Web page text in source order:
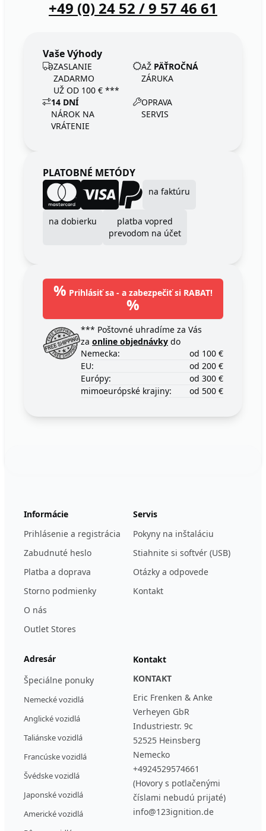
+49 (0) 24 52 / 9 57 46 61
Vaše Výhody
ZASLANIE
ZADARMO
UŽ OD 100 € ***
AŽ PÄŤROČNÁ
ZÁRUKA
14 DNÍ
NÁROK NA
VRÁTENIE
OPRAVA
SERVIS
PLATOBNÉ METÓDY
na faktúru
na dobierku
platba vopred
prevodom na účet
% Prihlásiť sa - a zabezpečiť si RABAT!
%
*** Poštovné uhradíme za Vás
za online objednávky do
Nemecka:
od 100 €
EU:
od 200 €
Európy:
od 300 €
mimoeurópské krajiny:
od 500 €
Informácie
Prihlásenie a registrácia
Zabudnuté heslo
Platba a doprava
Storno podmienky
O nás
Outlet Stores
Servis
Pokyny na inštaláciu
Stiahnite si softvér (USB)
Otázky a odpovede
Kontakt
Adresár
Špeciálne ponuky
Nemecké vozidlá
Anglické vozidlá
Taliánske vozidlá
Francúske vozidlá
Švédske vozidlá
Japonské vozidlá
Americké vozidlá
Kontakt
KONTAKT
Eric Frenken & Anke
Verheyen GbR
Industriestr. 9c
52525 Heinsberg
Nemecko
+4924529574661
(Hovory s potlačenými
číslami nebudú prijaté)
info@123ignition.de